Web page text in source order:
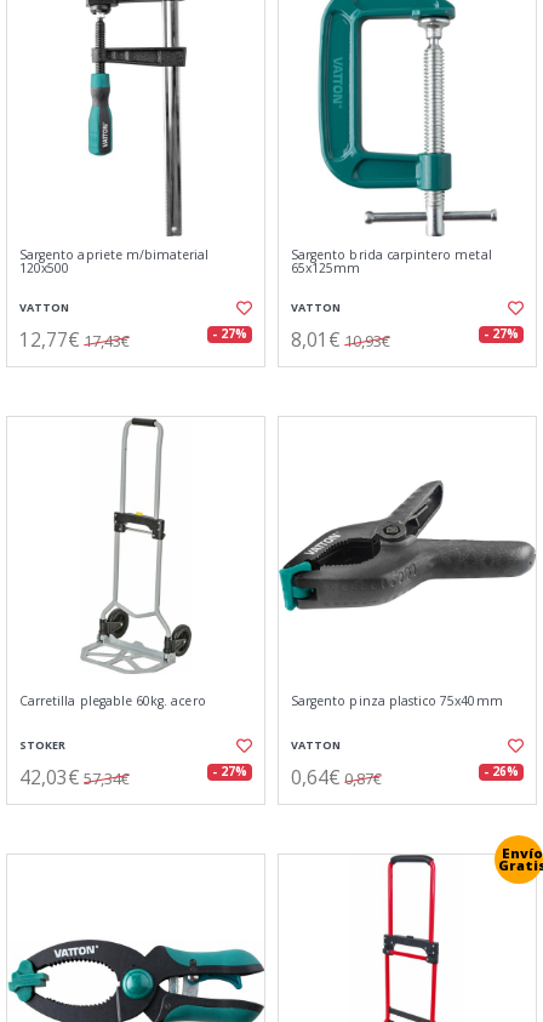
Sargento apriete m/bimaterial
120x500
VATTON
12,77€ 17,43€ - 27%
Sargento brida carpintero metal
65x125mm
VATTON
8,01€ 10,93€ - 27%
Carretilla plegable 60kg. acero
STOKER
42,03€ 57,34€ - 27%
Sargento pinza plastico 75x40mm
VATTON
0,64€ 0,87€ - 26%
Envío